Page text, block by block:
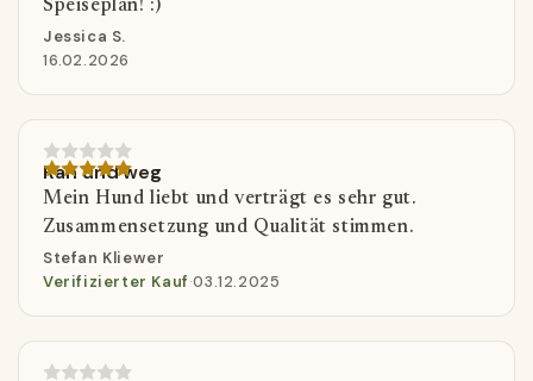
Speiseplan! :)
Jessica S.
16.02.2026
Ran und weg
Mein Hund liebt und verträgt es sehr gut.
Zusammensetzung und Qualität stimmen.
Stefan Kliewer
Verifizierter Kauf·03.12.2025